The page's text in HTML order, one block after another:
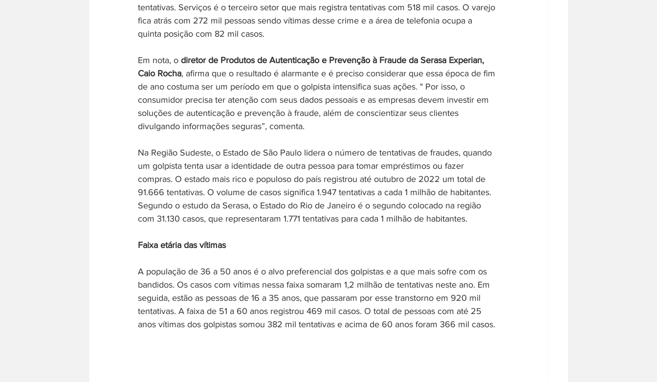
tentativas. Serviços é o terceiro setor que mais registra tentativas com 518 mil casos. O varejo
fica atrás com 272 mil pessoas sendo vítimas desse crime e a área de telefonia ocupa a
quinta posição com 82 mil casos.
Em nota, o diretor de Produtos de Autenticação e Prevenção à Fraude da Serasa Experian,
Caio Rocha, afirma que o resultado é alarmante e é preciso considerar que essa época de fim
de ano costuma ser um período em que o golpista intensifica suas ações. " Por isso, o
consumidor precisa ter atenção com seus dados pessoais e as empresas devem investir em
soluções de autenticação e prevenção à fraude, além de conscientizar seus clientes
divulgando informações seguras”, comenta.
Na Região Sudeste, o Estado de São Paulo lidera o número de tentativas de fraudes, quando
um golpista tenta usar a identidade de outra pessoa para tomar empréstimos ou fazer
compras. O estado mais rico e populoso do país registrou até outubro de 2022 um total de
91.666 tentativas. O volume de casos significa 1.947 tentativas a cada 1 milhão de habitantes.
Segundo o estudo da Serasa, o Estado do Rio de Janeiro é o segundo colocado na região
com 31.130 casos, que representaram 1.771 tentativas para cada 1 milhão de habitantes.
Faixa etária das vítimas
A população de 36 a 50 anos é o alvo preferencial dos golpistas e a que mais sofre com os
bandidos. Os casos com vítimas nessa faixa somaram 1,2 milhão de tentativas neste ano. Em
seguida, estão as pessoas de 16 a 35 anos, que passaram por esse transtorno em 920 mil
tentativas. A faixa de 51 a 60 anos registrou 469 mil casos. O total de pessoas com até 25
anos vítimas dos golpistas somou 382 mil tentativas e acima de 60 anos foram 366 mil casos.